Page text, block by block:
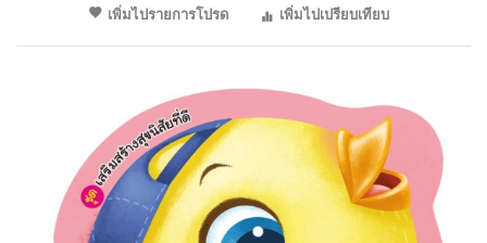
เพิ่มไปรายการโปรด
เพิ่มไปเปรียบเทียบ